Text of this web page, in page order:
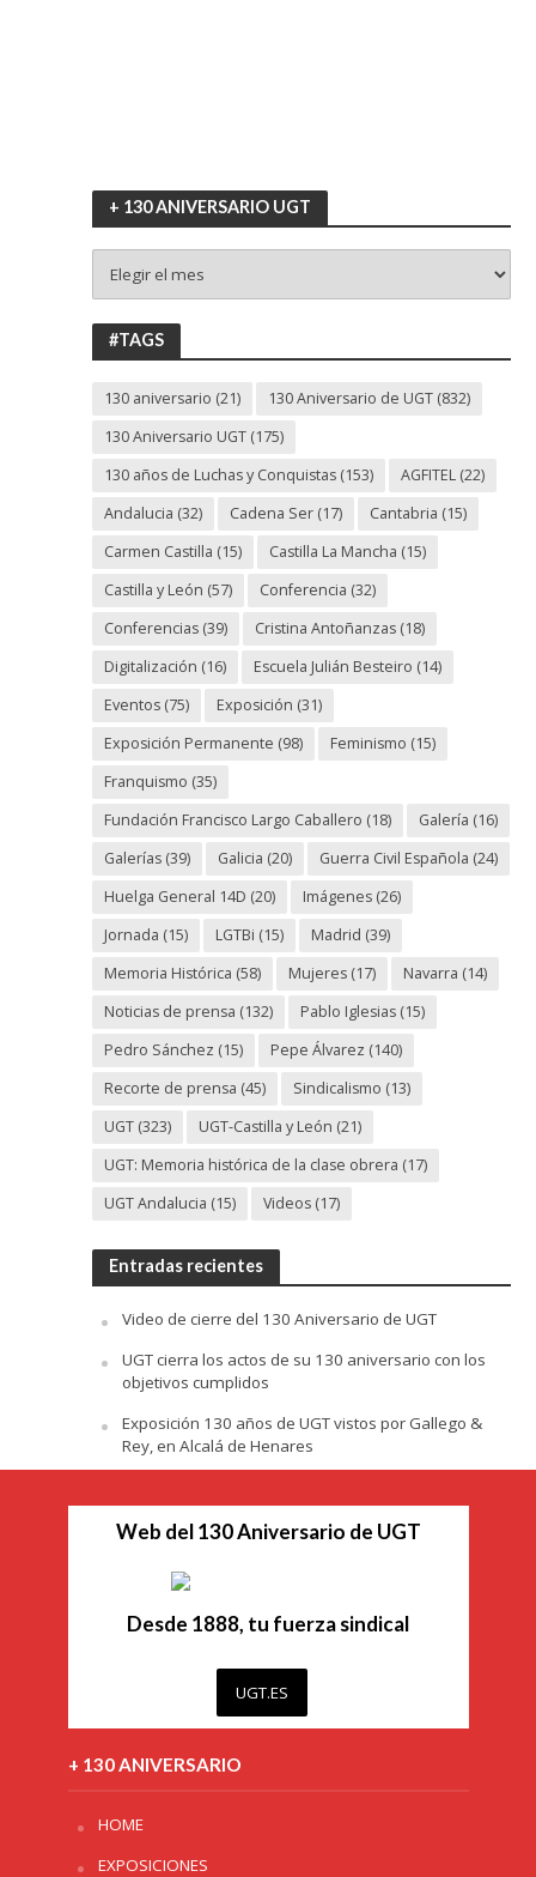
+ 130 ANIVERSARIO UGT
130
ANIVERSARIO
UGT
#TAGS
130 aniversario (21) 130 Aniversario de UGT(832)
130 Aniversario UGT(175)
130 años de Luchas y Conquistas(153) AGFITEL(22)
Andalucia (32) Cadena Ser(17) Cantabria (15)
Carmen Castilla (15) Castilla La Mancha (15)
Castilla y León (57) Conferencia (32)
Conferencias(39) Cristina Antoñanzas(18)
Digitalización (16) Escuela Julián Besteiro (14)
Eventos(75) Exposición (31)
Exposición Permanente (98) Feminismo (15)
Franquismo (35)
Fundación Francisco Largo Caballero (18) Galería (16)
Galerías(39) Galicia (20) Guerra Civil Española (24)
Huelga General 14D (20) Imágenes(26)
Jornada (15) LGTBi (15) Madrid (39)
Memoria Histórica (58) Mujeres(17) Navarra (14)
Noticias de prensa (132) Pablo Iglesias(15)
Pedro Sánchez (15) Pepe Álvarez (140)
Recorte de prensa (45) Sindicalismo (13)
UGT(323) UGT-Castilla y León (21)
UGT: Memoria histórica de la clase obrera (17)
UGT Andalucia (15) Videos(17)
Entradas recientes
Video de cierre del 130 Aniversario de UGT
UGT cierra los actos de su 130 aniversario con los
objetivos cumplidos
Exposición 130 años de UGT vistos por Gallego &
Rey, en Alcalá de Henares
Web del 130 Aniversario de UGT
Desde 1888, tu fuerza sindical
UGT.ES
+ 130 ANIVERSARIO
HOME
EXPOSICIONES